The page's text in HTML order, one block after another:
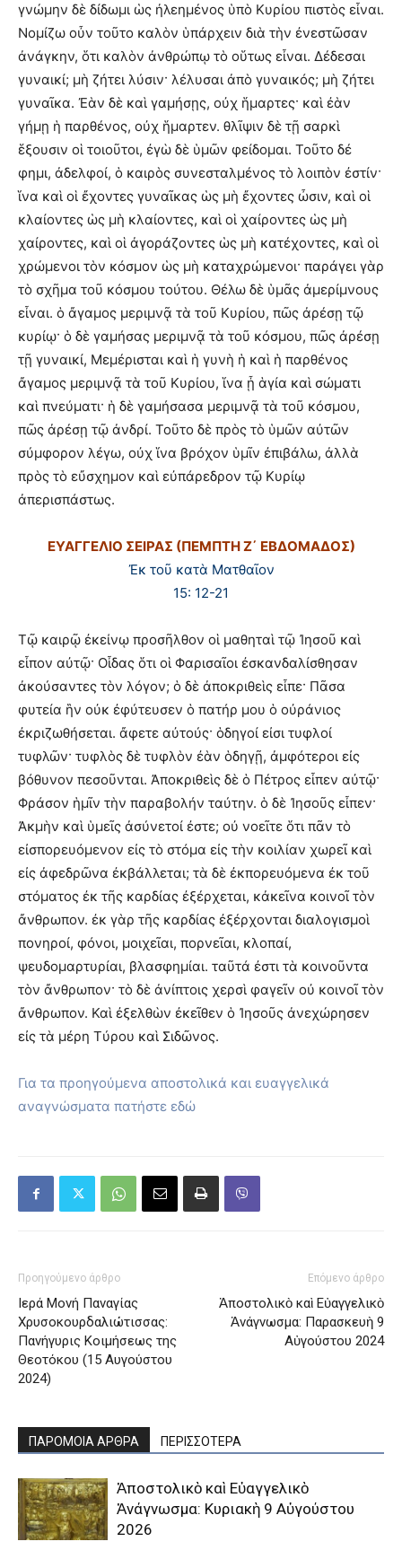
γνώμην δὲ δίδωμι ὡς ἠλεημένος ὑπὸ Κυρίου πιστὸς εἶναι.
Νομίζω οὖν τοῦτο καλὸν ὑπάρχειν διὰ τὴν ἐνεστῶσαν
ἀνάγκην, ὅτι καλὸν ἀνθρώπῳ τὸ οὕτως εἶναι. Δέδεσαι
γυναικί; μὴ ζήτει λύσιν· λέλυσαι ἀπὸ γυναικός; μὴ ζήτει
γυναῖκα. Ἐὰν δὲ καὶ γαμήσῃς, οὐχ ἥμαρτες· καὶ ἐὰν
γήμῃ ἡ παρθένος, οὐχ ἥμαρτεν. θλῖψιν δὲ τῇ σαρκὶ
ἕξουσιν οἱ τοιοῦτοι, ἐγὼ δὲ ὑμῶν φείδομαι. Τοῦτο δέ
φημι, ἀδελφοί, ὁ καιρὸς συνεσταλμένος τὸ λοιπὸν ἐστίν·
ἵνα καὶ οἱ ἔχοντες γυναῖκας ὡς μὴ ἔχοντες ὦσιν, καὶ οἱ
κλαίοντες ὡς μὴ κλαίοντες, καὶ οἱ χαίροντες ὡς μὴ
χαίροντες, καὶ οἱ ἀγοράζοντες ὡς μὴ κατέχοντες, καὶ οἱ
χρώμενοι τὸν κόσμον ὡς μὴ καταχρώμενοι· παράγει γὰρ
τὸ σχῆμα τοῦ κόσμου τούτου. Θέλω δὲ ὑμᾶς ἀμερίμνους
εἶναι. ὁ ἄγαμος μεριμνᾷ τὰ τοῦ Κυρίου, πῶς ἀρέσῃ τῷ
κυρίῳ· ὁ δὲ γαμήσας μεριμνᾷ τὰ τοῦ κόσμου, πῶς ἀρέσῃ
τῇ γυναικί, Μεμέρισται καὶ ἡ γυνὴ ἡ καὶ ἡ παρθένος
ἄγαμος μεριμνᾷ τὰ τοῦ Κυρίου, ἵνα ᾖ ἁγία καὶ σώματι
καὶ πνεύματι· ἡ δὲ γαμήσασα μεριμνᾷ τὰ τοῦ κόσμου,
πῶς ἀρέσῃ τῷ ἀνδρί. Τοῦτο δὲ πρὸς τὸ ὑμῶν αὐτῶν
σύμφορον λέγω, οὐχ ἵνα βρόχον ὑμῖν ἐπιβάλω, ἀλλὰ
πρὸς τὸ εὔσχημον καὶ εὐπάρεδρον τῷ Κυρίῳ
ἀπερισπάστως.
ΕΥΑΓΓΕΛΙΟ ΣΕΙΡΑΣ (ΠΕΜΠΤΗ Ζ΄ ΕΒΔΟΜΑΔΟΣ)
Ἐκ τοῦ κατὰ Ματθαῖον
15: 12-21
Τῷ καιρῷ ἐκείνῳ προσῆλθον οἱ μαθηταὶ τῷ Ἰησοῦ καὶ
εἶπον αὐτῷ· Οἶδας ὅτι οἱ Φαρισαῖοι ἐσκανδαλίσθησαν
ἀκούσαντες τὸν λόγον; ὁ δὲ ἀποκριθεὶς εἶπε· Πᾶσα
φυτεία ἣν οὐκ ἐφύτευσεν ὁ πατήρ μου ὁ οὐράνιος
ἐκριζωθήσεται. ἄφετε αὐτούς· ὁδηγοί εἰσι τυφλοί
τυφλῶν· τυφλὸς δὲ τυφλὸν ἐὰν ὁδηγῇ, ἀμφότεροι εἰς
βόθυνον πεσοῦνται. Ἀποκριθεὶς δὲ ὁ Πέτρος εἶπεν αὐτῷ·
Φράσον ἡμῖν τὴν παραβολήν ταύτην. ὁ δὲ Ἰησοῦς εἶπεν·
Ἀκμὴν καὶ ὑμεῖς ἀσύνετοί ἐστε; οὐ νοεῖτε ὅτι πᾶν τὸ
εἰσπορευόμενον εἰς τὸ στόμα εἰς τὴν κοιλίαν χωρεῖ καὶ
εἰς ἀφεδρῶνα ἐκβάλλεται; τὰ δὲ ἐκπορευόμενα ἐκ τοῦ
στόματος ἐκ τῆς καρδίας ἐξέρχεται, κἀκεῖνα κοινοῖ τὸν
ἄνθρωπον. ἐκ γὰρ τῆς καρδίας ἐξέρχονται διαλογισμοὶ
πονηροί, φόνοι, μοιχεῖαι, πορνεῖαι, κλοπαί,
ψευδομαρτυρίαι, βλασφημίαι. ταῦτά ἐστι τὰ κοινοῦντα
τὸν ἄνθρωπον· τὸ δὲ ἀνίπτοις χερσὶ φαγεῖν οὐ κοινοῖ τὸν
ἄνθρωπον. Καὶ ἐξελθὼν ἐκεῖθεν ὁ Ἰησοῦς ἀνεχώρησεν
εἰς τὰ μέρη Τύρου καὶ Σιδῶνος.
Για τα προηγούμενα αποστολικά και ευαγγελικά
αναγνώσματα πατήστε εδώ
Προηγούμενο άρθρο
Ιερά Μονή Παναγίας
Χρυσοκουρδαλιώτισσας:
Πανήγυρις Κοιμήσεως της
Θεοτόκου (15 Αυγούστου
2024)
Επόμενο άρθρο
Ἀποστολικὸ καὶ Εὐαγγελικὸ
Ἀνάγνωσμα: Παρασκευὴ 9
Αὐγούστου 2024
ΠΑΡΟΜΟΙΑ ΑΡΘΡΑ ΠΕΡΙΣΣΟΤΕΡΑ
Ἀποστολικὸ καὶ Εὐαγγελικὸ
Ἀνάγνωσμα: Κυριακὴ 9 Αὐγούστου
2026